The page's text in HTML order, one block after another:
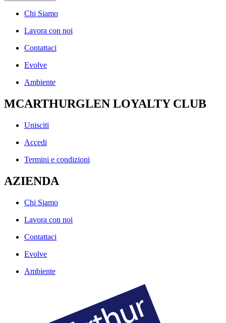
Chi Siamo
Lavora con noi
Contattaci
Evolve
Ambiente
MCARTHURGLEN LOYALTY CLUB
Unisciti
Accedi
Termini e condizioni
AZIENDA
Chi Siamo
Lavora con noi
Contattaci
Evolve
Ambiente